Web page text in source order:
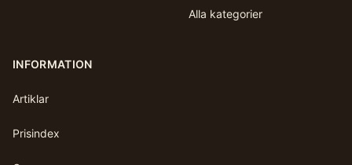
Alla kategorier
INFORMATION
Artiklar
Prisindex